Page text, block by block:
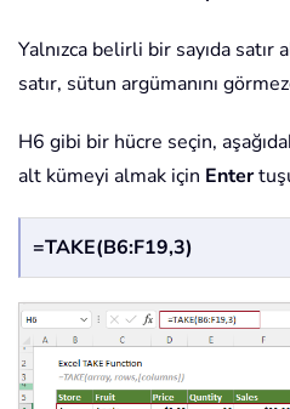
Yalnızca belirli bir sayıda
satır, sütun argümanını
H6 gibi bir hücre seçin,
alt kümeyi almak için Enter
=TAKE(B6:F19,3)